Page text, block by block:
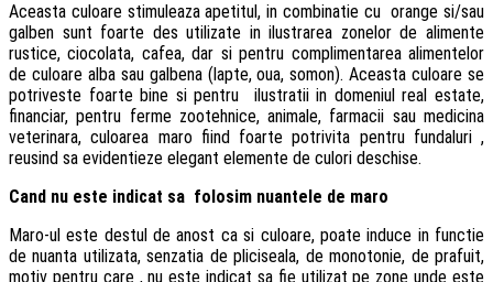
Aceasta culoare stimuleaza apetitul, in combinatie cu orange si/sau
galben sunt foarte des utilizate in ilustrarea zonelor de alimente
rustice, ciocolata, cafea, dar si pentru complimentarea alimentelor
de culoare alba sau galbena (lapte, oua, somon). Aceasta culoare se
potriveste foarte bine si pentru ilustratii in domeniul real estate,
financiar, pentru ferme zootehnice, animale, farmacii sau medicina
veterinara, culoarea maro fiind foarte potrivita pentru fundaluri ,
reusind sa evidentieze elegant elemente de culori deschise.
Cand nu este indicat sa folosim nuantele de maro
Maro-ul este destul de anost ca si culoare, poate induce in functie
de nuanta utilizata, senzatia de pliciseala, de monotonie, de prafuit,
motiv pentru care , nu este indicat sa fie utilizat pe zone unde este